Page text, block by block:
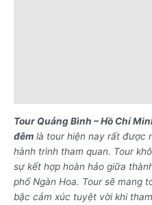
Tour Quảng Bình – Hồ Chí
đêm là tour hiện nay rất được
hành trình tham quan. Tour
sự kết hợp hoàn hảo giữa
phố Ngàn Hoa. Tour sẽ mang
bậc cảm xúc tuyệt vời khi